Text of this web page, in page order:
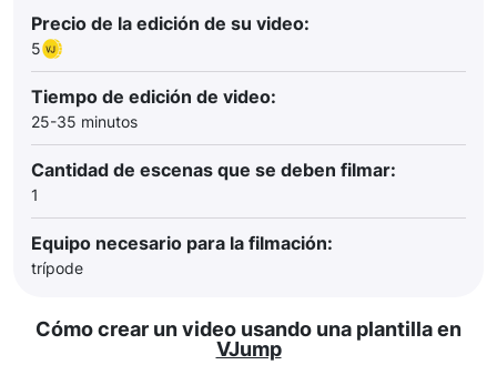
Precio de la edición de su video:
5
Tiempo de edición de video:
25-35 minutos
Cantidad de escenas que se deben filmar:
1
Equipo necesario para la filmación:
trípode
Cómo crear un video usando una plantilla en
VJump